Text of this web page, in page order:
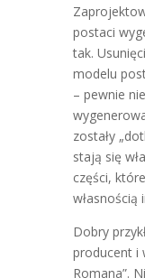
postaci
tak.
modelu
– pewnie
zostały
stają się
części,
własnością
Dobry
producent i
Romana”.